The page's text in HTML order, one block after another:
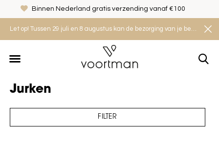
Let op! Tussen 29 juli en 8 augustus kan de bezorging van je bestelling iets langer duren. Houd rekening met een levertijd van 2 tot 4 werkdagen.
Binnen Nederland gratis verzending vanaf €100
Jurken
FILTER